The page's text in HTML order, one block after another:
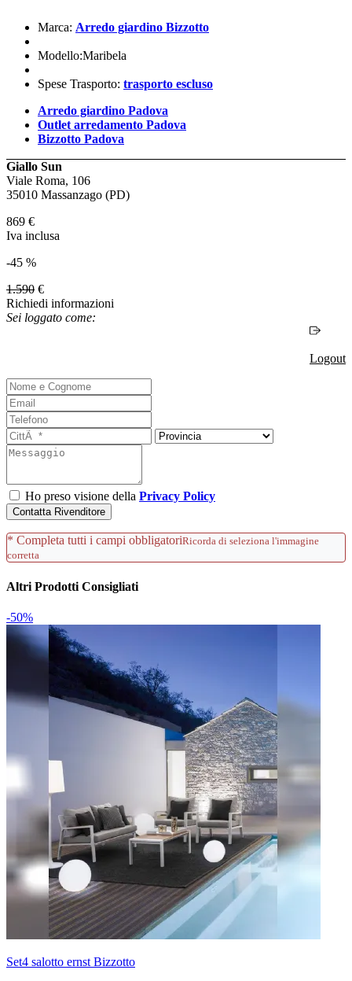
Marca: Arredo giardino Bizzotto
Modello:Maribela
Spese Trasporto: trasporto escluso
Arredo giardino Padova
Outlet arredamento Padova
Bizzotto Padova
Giallo Sun
Viale Roma, 106
35010 Massanzago (PD)
869 €
Iva inclusa
-45 %
1.590 €
Richiedi informazioni
Sei loggato come:
Logout
Ho preso visione della Privacy Policy
Contatta Rivenditore
* Completa tutti i campi obbligatoriRicorda di seleziona l'immagine
corretta
Altri Prodotti Consigliati
-50%
Set4 salotto ernst Bizzotto